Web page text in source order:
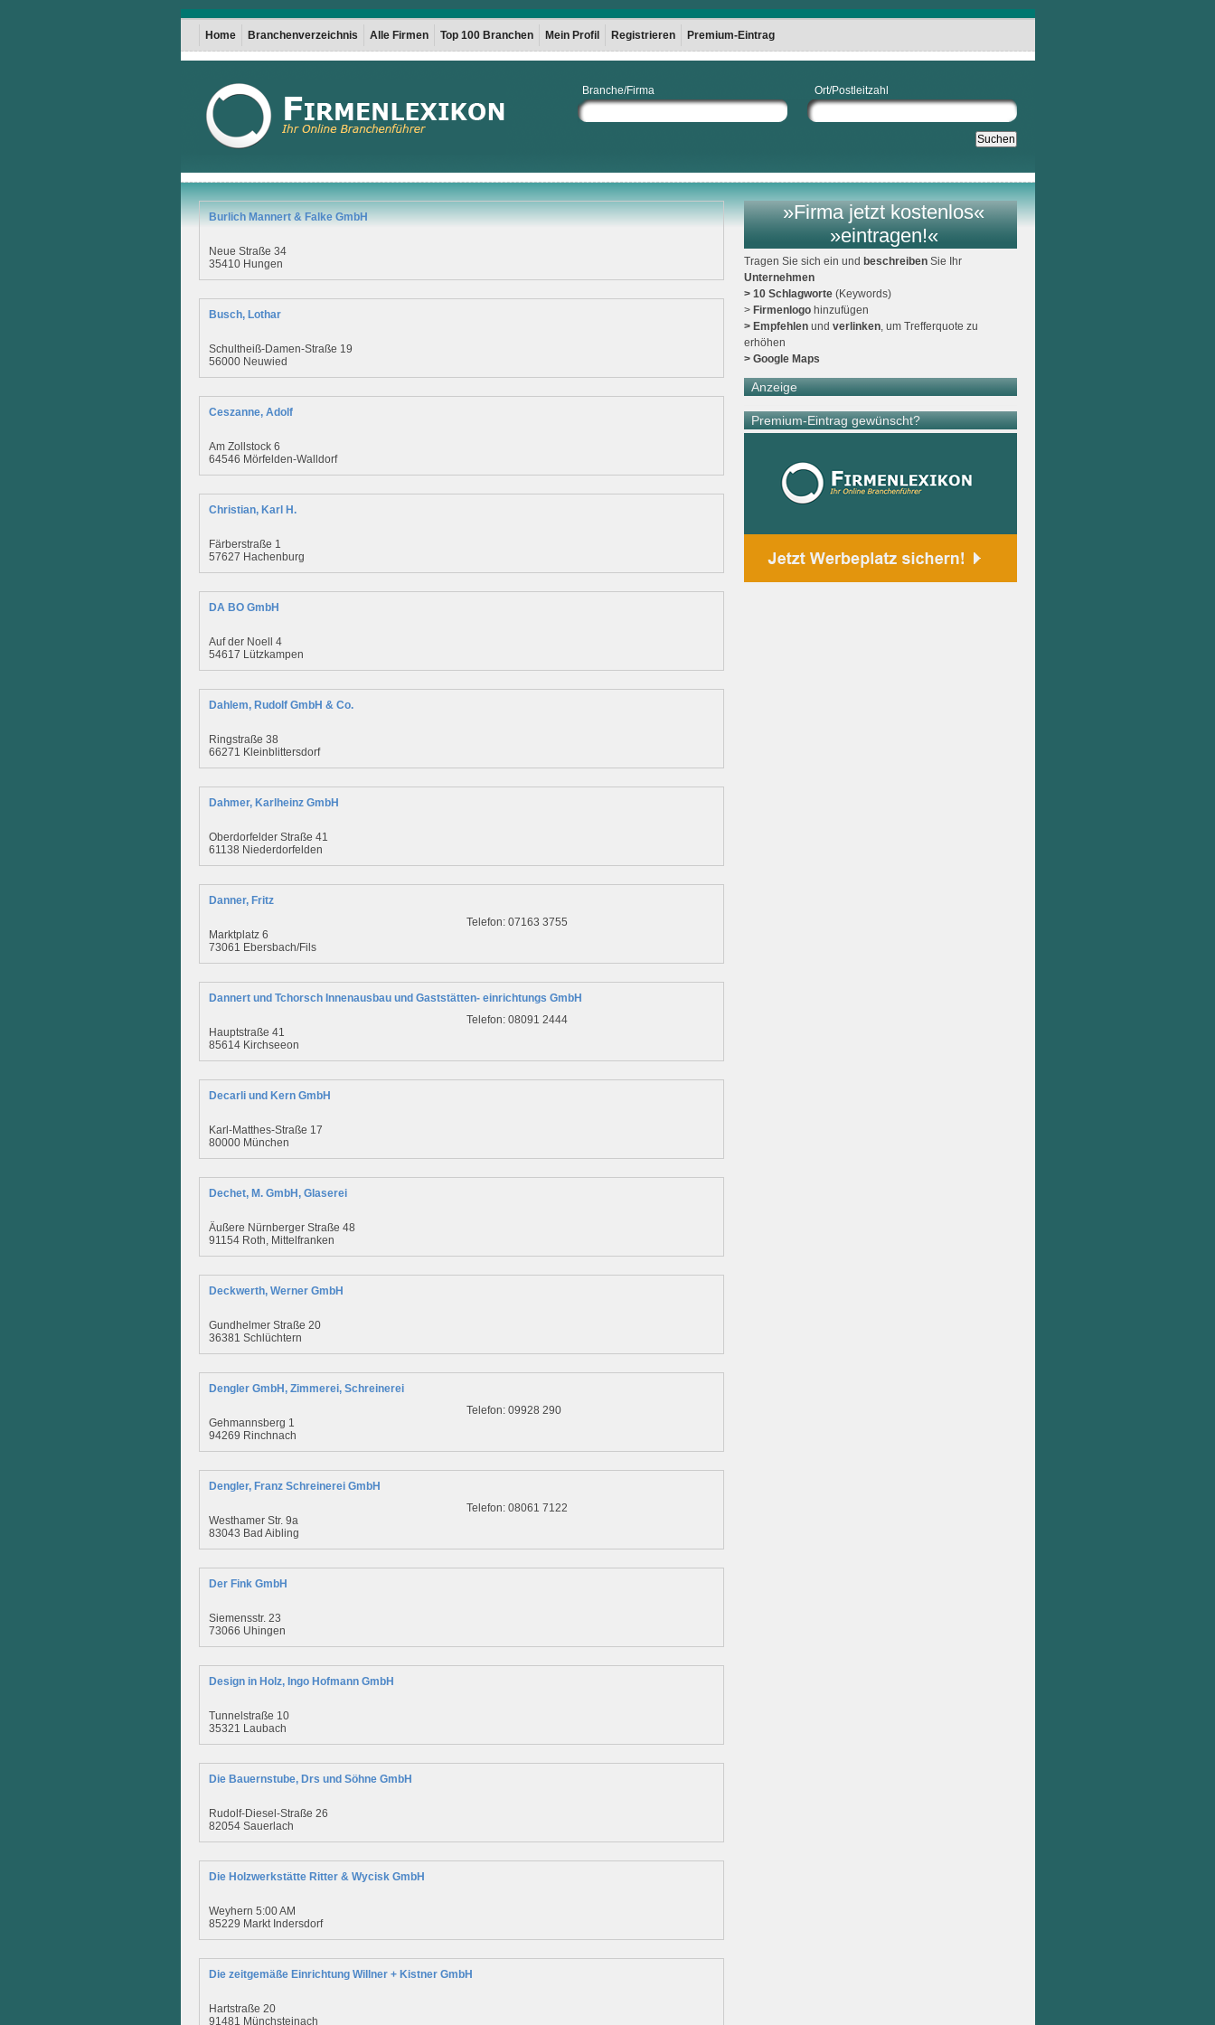
Home Branchenverzeichnis Alle Firmen Top 100 Branchen Mein Profil Registrieren Premium-Eintrag
Branche/Firma Ort/Postleitzahl
Burlich Mannert & Falke GmbH
Neue Straße 34
35410 Hungen
Busch, Lothar
Schultheiß-Damen-Straße 19
56000 Neuwied
Ceszanne, Adolf
Am Zollstock 6
64546 Mörfelden-Walldorf
Christian, Karl H.
Färberstraße 1
57627 Hachenburg
DA BO GmbH
Auf der Noell 4
54617 Lützkampen
Dahlem, Rudolf GmbH & Co.
Ringstraße 38
66271 Kleinblittersdorf
Dahmer, Karlheinz GmbH
Oberdorfelder Straße 41
61138 Niederdorfelden
Danner, Fritz
Marktplatz 6
73061 Ebersbach/Fils
Telefon: 07163 3755
Dannert und Tchorsch Innenausbau und Gaststätten- einrichtungs GmbH
Hauptstraße 41
85614 Kirchseeon
Telefon: 08091 2444
Decarli und Kern GmbH
Karl-Matthes-Straße 17
80000 München
Dechet, M. GmbH, Glaserei
Äußere Nürnberger Straße 48
91154 Roth, Mittelfranken
Deckwerth, Werner GmbH
Gundhelmer Straße 20
36381 Schlüchtern
Dengler GmbH, Zimmerei, Schreinerei
Gehmannsberg 1
94269 Rinchnach
Telefon: 09928 290
Dengler, Franz Schreinerei GmbH
Westhamer Str. 9a
83043 Bad Aibling
Telefon: 08061 7122
Der Fink GmbH
Siemensstr. 23
73066 Uhingen
Design in Holz, Ingo Hofmann GmbH
Tunnelstraße 10
35321 Laubach
Die Bauernstube, Drs und Söhne GmbH
Rudolf-Diesel-Straße 26
82054 Sauerlach
Die Holzwerkstätte Ritter & Wycisk GmbH
Weyhern 5:00 AM
85229 Markt Indersdorf
Die zeitgemäße Einrichtung Willner + Kistner GmbH
Hartstraße 20
91481 Münchsteinach
»Firma jetzt kostenlos«
»eintragen!«
Tragen Sie sich ein und beschreibenSie Ihr
Unternehmen
> 10 Schlagworte(Keywords)
> Firmenlogohinzufügen
> Empfehlenund verlinken, um Trefferquote zu
erhöhen
> Google Maps
Anzeige
Premium-Eintrag gewünscht?